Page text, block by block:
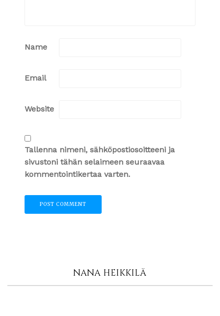
Name
Email
Website
Tallenna nimeni, sähköpostiosoitteeni ja
sivustoni tähän selaimeen seuraavaa
kommentointikertaa varten.
NANA HEIKKILÄ